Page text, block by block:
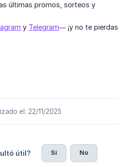
últimas promos, sorteos y
y Telegram— ¡y no te pierdas
el: 22/11/2025
útil? Sí No